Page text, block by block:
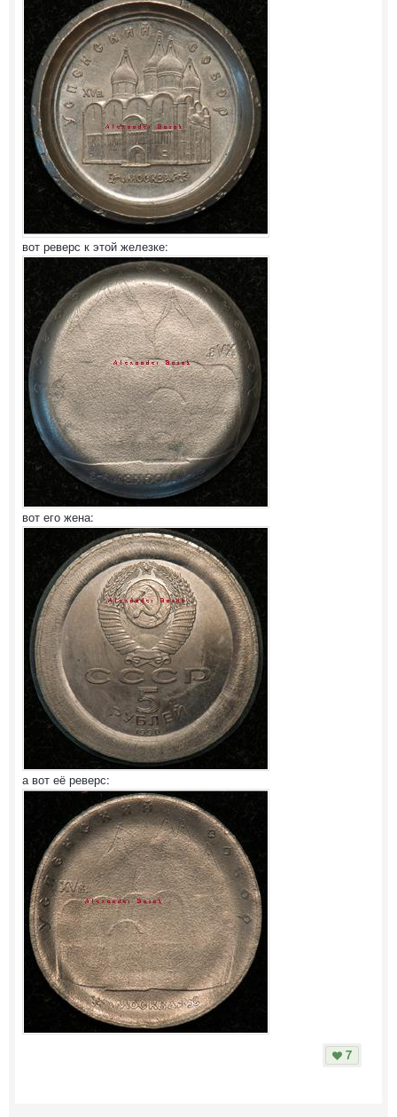
вот реверс к этой железке:
вот его жена:
а вот её реверс:
7